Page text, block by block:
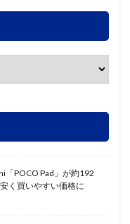
「POCO Pad」が約192
く買いやすい価格に